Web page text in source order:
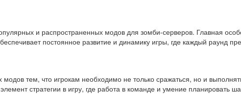
и распространенных модов для зомби-серверов. Главная
постоянное развитие и динамику игры, где каждый раунд
модов тем, что игрокам необходимо не только сражаться, но и
стратегии в игру, где работа в команде и умение планировать